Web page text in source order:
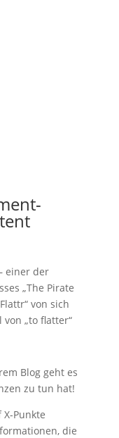
einer der
„The Pirate
von sich
„to flatter“
Blog geht es
zu tun hat!
Punkte
die